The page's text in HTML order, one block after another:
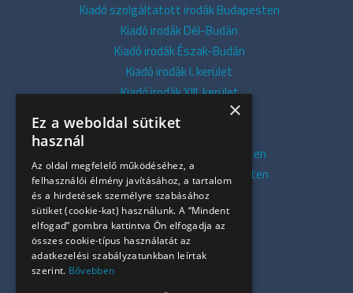
Kiadó szolgáltatott irodák Budapesten
Kiadó irodák Dél-Budán
Kiadó irodák Észak-Budán
Kiadó irodák I. kerület
Kiadó irodák XIII. kerület
Kiadó irodák V. kerület
Kiadó irodák XI. kerület
Kiadó belvárosi irodák Budapesten
Kiadó presztízs irodák Budapesten
Kiadó azonnali irodák
Összes iroda
Szolgáltatásaink
Referenciák
×
Ez a weboldal sütiket
használ
Az oldal megfelelő működéséhez, a
felhasználói élmény javításához, a tartalom
és a hirdetések személyre szabásához
sütiket (cookie-kat) használunk. A “Mindent
elfogad” gombra kattintva Ön elfogadja az
összes cookie-típus használatát az
adatkezelési szabályzatunkban leírtak
szerint. Bővebben